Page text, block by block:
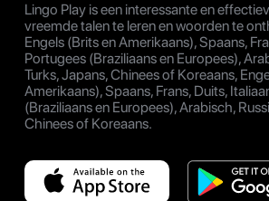
Lingo Play is een interessante en
vreemde talen te leren en woorden te
Engels (Brits en Amerikaans), Spaans,
Portugees (Braziliaans en Europees),
Turks, Japans, Chinees of Koreaans,
Amerikaans), Spaans, Frans, Duits,
(Braziliaans en Europees), Arabisch,
Chinees of Koreaans.